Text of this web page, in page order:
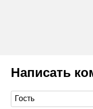
Написать